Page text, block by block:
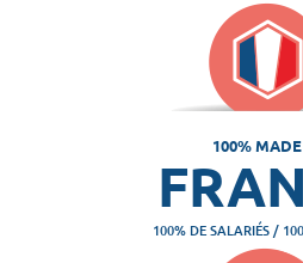
100%
100% DE SALARIÉS /